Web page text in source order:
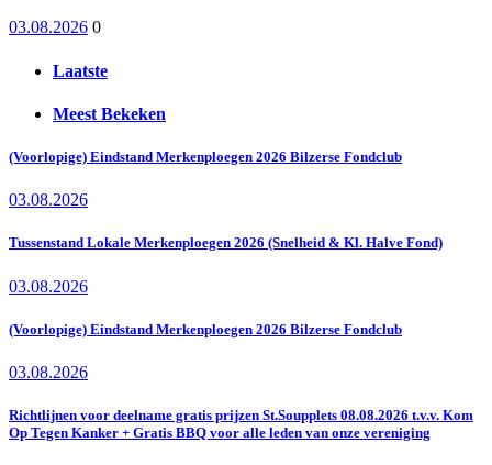
03.08.2026 0
Laatste
Meest Bekeken
(Voorlopige) Eindstand Merkenploegen 2026 Bilzerse Fondclub
03.08.2026
Tussenstand Lokale Merkenploegen 2026 (Snelheid & Kl. Halve Fond)
03.08.2026
(Voorlopige) Eindstand Merkenploegen 2026 Bilzerse Fondclub
03.08.2026
Richtlijnen voor deelname gratis prijzen St.Soupplets 08.08.2026 t.v.v. Kom
Op Tegen Kanker + Gratis BBQ voor alle leden van onze vereniging